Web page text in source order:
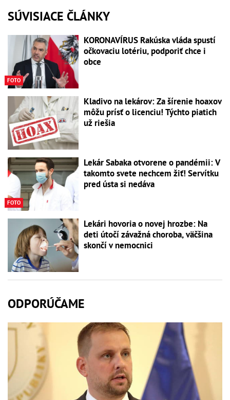
SÚVISIACE ČLÁNKY
FOTO
KORONAVÍRUS Rakúska vláda spustí
očkovaciu lotériu, podporiť chce i
obce
Kladivo na lekárov: Za šírenie hoaxov
môžu prísť o licenciu! Týchto piatich
už riešia
FOTO
Lekár Sabaka otvorene o pandémii: V
takomto svete nechcem žiť! Servítku
pred ústa si nedáva
Lekári hovoria o novej hrozbe: Na
deti útočí závažná choroba, väčšina
skončí v nemocnici
ODPORÚČAME